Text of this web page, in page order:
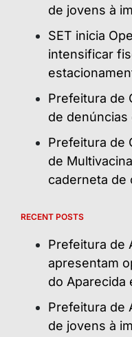
de jovens à
SET inicia
intensificar
Prefeitura de
de
Prefeitura de
de
caderneta de
RECENT POSTS
Prefeitura de
apresentam
do Aparecida
Prefeitura de
de jovens à